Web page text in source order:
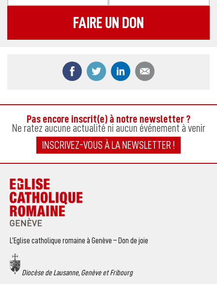
FAIRE UN DON
Partager ce contenu sur Facebook
Partager ce contenu sur Twitter
Partager ce contenu
Pas encore inscrit(e) à notre newsletter ?
Ne ratez aucune actualité ni aucun événement à venir
INSCRIVEZ-VOUS À LA NEWSLETTER !
L’Eglise catholique romaine à Genève – Don de joie
Diocèse de Lausanne, Genève et Fribourg